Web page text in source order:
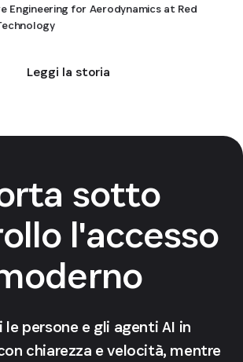
Engineering for Aerodynamics at Red
Leggi la storia
sotto
l'accesso
le persone e gli agenti AI in
chiarezza e velocità, mentre